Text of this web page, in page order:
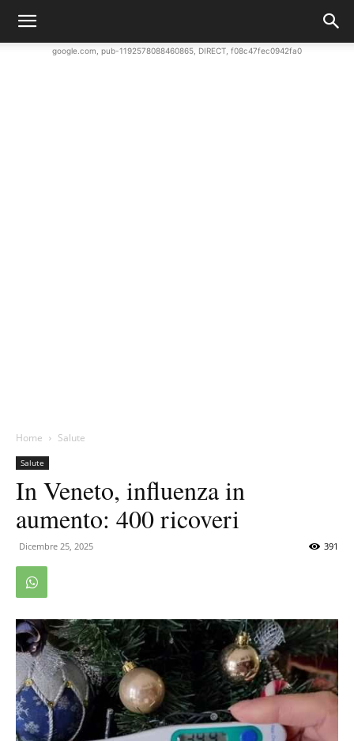
google.com, pub-1192578088460865, DIRECT, f08c47fec0942fa0
Home Salute
Salute
In Veneto, influenza in
aumento: 400 ricoveri
Dicembre 25, 2025 391